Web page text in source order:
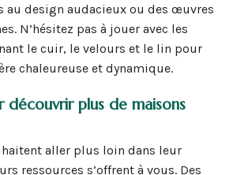
au design audacieux ou des œuvres
N’hésitez pas à jouer avec les
le cuir, le velours et le lin pour
chaleureuse et dynamique.
découvrir plus de maisons
aller plus loin dans leur
ressources s’offrent à vous. Des